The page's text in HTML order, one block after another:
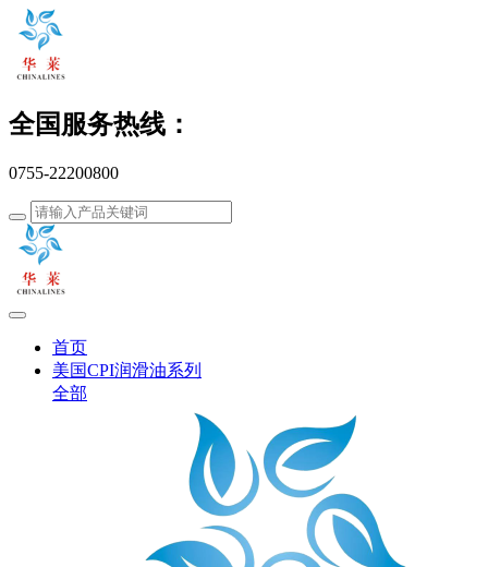
全国服务热线：
0755-22200800
首页
美国CPI润滑油系列
全部